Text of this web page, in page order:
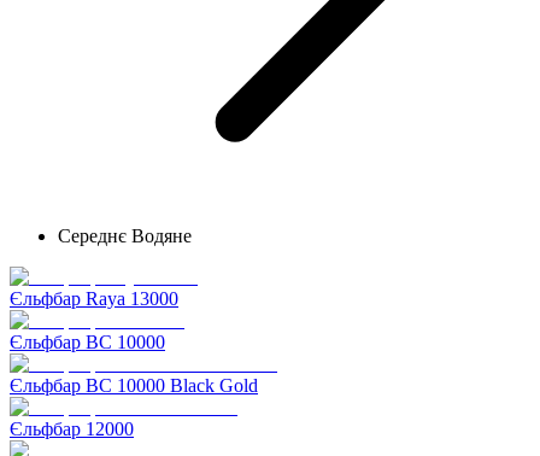
Середнє Водяне
Єльфбар Raya 13000
Єльфбар BC 10000
Єльфбар BC 10000 Black Gold
Єльфбар 12000